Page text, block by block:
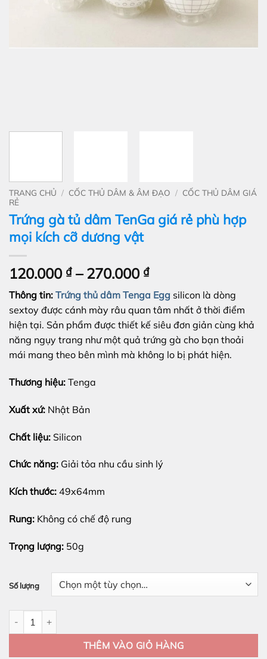
TRANG CHỦ / CỐC THỦ DÂM & ÂM ĐẠO / CỐC THỦ DÂM GIÁ
RẺ
Trứng gà tủ dâm TenGa giá rẻ phù hợp
mọi kích cỡ dương vật
120.000 ₫ – 270.000 ₫Khoảng
giá:
từ
120.000 ₫
đến
270.000 ₫
Thông tin: Trứng thủ dâm Tenga Egg silicon là dòng
sextoy được cánh mày râu quan tâm nhất ở thời điểm
hiện tại. Sản phẩm được thiết kế siêu đơn giản cùng khả
năng ngụy trang như một quả trứng gà cho bạn thoải
mái mang theo bên mình mà không lo bị phát hiện.
Thương hiệu: Tenga
Xuất xứ: Nhật Bản
Chất liệu: Silicon
Chức năng: Giải tỏa nhu cầu sinh lý
Kích thước: 49x64mm
Rung: Không có chế độ rung
Trọng lượng: 50g
Số lượng
Trứng gà tủ dâm TenGa giá rẻ phù hợp mọi kích cỡ dương vật số
THÊM VÀO GIỎ HÀNG